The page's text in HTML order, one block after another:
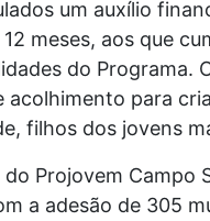
um auxílio
meses, aos que
do Programa.
acolhimento para
filhos dos jovens
Projovem Campo
a adesão de 305